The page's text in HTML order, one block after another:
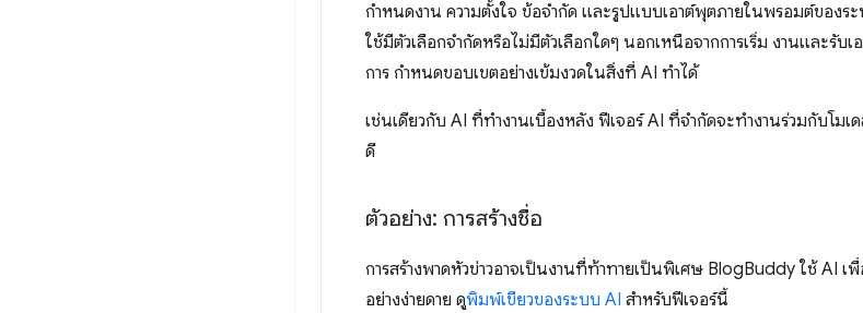
กำหนดงาน ความตั้งใจ ข้อจำกัด และรูปแบบเอาต์พุตภายในพรอมต์ของร
ใช้มีตัวเลือกจำกัดหรือไม่มีตัวเลือกใดๆ นอกเหนือจากการเริ่ม งานและรับ
การ กำหนดขอบเขตอย่างเข้มงวดในสิ่งที่ AI ทำได้
เช่นเดียวกับ AI ที่ทำงานเบื้องหลัง ฟีเจอร์ AI ที่จำกัดจะทำงานร่วมกับโม
ดี
ตัวอย่าง: การสร้างชื่อ
การสร้างพาดหัวข่าวอาจเป็นงานที่ท้าทายเป็นพิเศษ BlogBuddy ใช้ AI
อย่างง่ายดาย ดูพิมพ์เขียวของระบบ AI สำหรับฟีเจอร์นี้